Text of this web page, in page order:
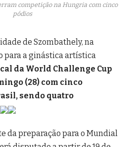
competição na Hungria com cinco
pódios
de Szombathely, na
para a ginástica artística
da World Challenge Cup
(28) com cinco
sendo quatro
da preparação para o Mundial